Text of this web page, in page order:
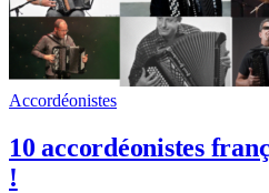
Accordéonistes
10 accordéonistes
!